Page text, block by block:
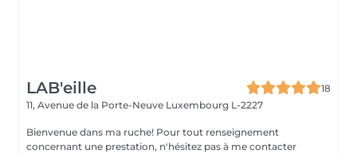
LAB'eille
18
11, Avenue de la Porte-Neuve Luxembourg L-2227
Bienvenue dans ma ruche! Pour tout renseignement
concernant une prestation, n'hésitez pas à me contacter